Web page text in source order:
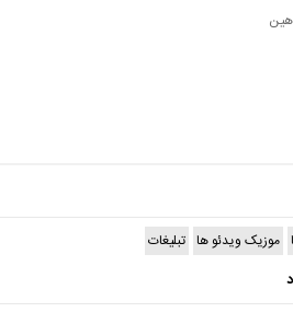
موزیک ویدئو ها تبلیغات